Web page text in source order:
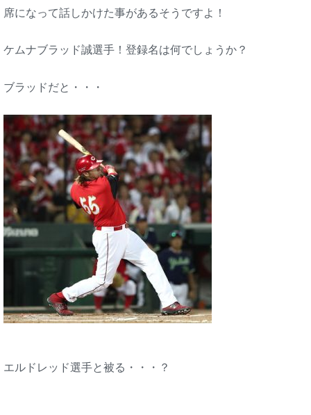
席になって話しかけた事があるそうですよ！
ケムナブラッド誠選手！登録名は何でしょうか？
ブラッドだと・・・
エルドレッド選手と被る・・・？